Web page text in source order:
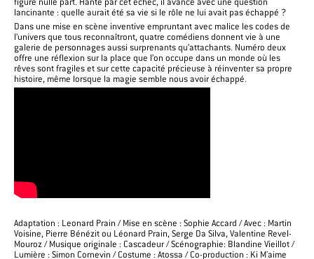
lancinante : quelle aurait été sa vie si le rôle ne lui avait pas échappé ?
Dans une mise en scène inventive empruntant avec malice les codes de
l’univers que tous reconnaîtront, quatre comédiens donnent vie à une
galerie de personnages aussi surprenants qu’attachants. Numéro deux
offre une réflexion sur la place que l’on occupe dans un monde où les
rêves sont fragiles et sur cette capacité précieuse à réinventer sa propre
histoire, même lorsque la magie semble nous avoir échappé.
Adaptation : Leonard Prain / Mise en scène : Sophie Accard / Avec : Martin
Voisine, Pierre Bénézit ou Léonard Prain, Serge Da Silva, Valentine Revel-
Mouroz / Musique originale : Cascadeur / Scénographie: Blandine Vieillot /
Lumière : Simon Cornevin / Costume : Atossa / Co-production : Ki M'aime